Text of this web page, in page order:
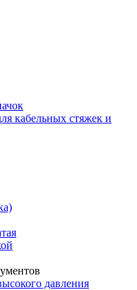
кабельных стяжек и
давления